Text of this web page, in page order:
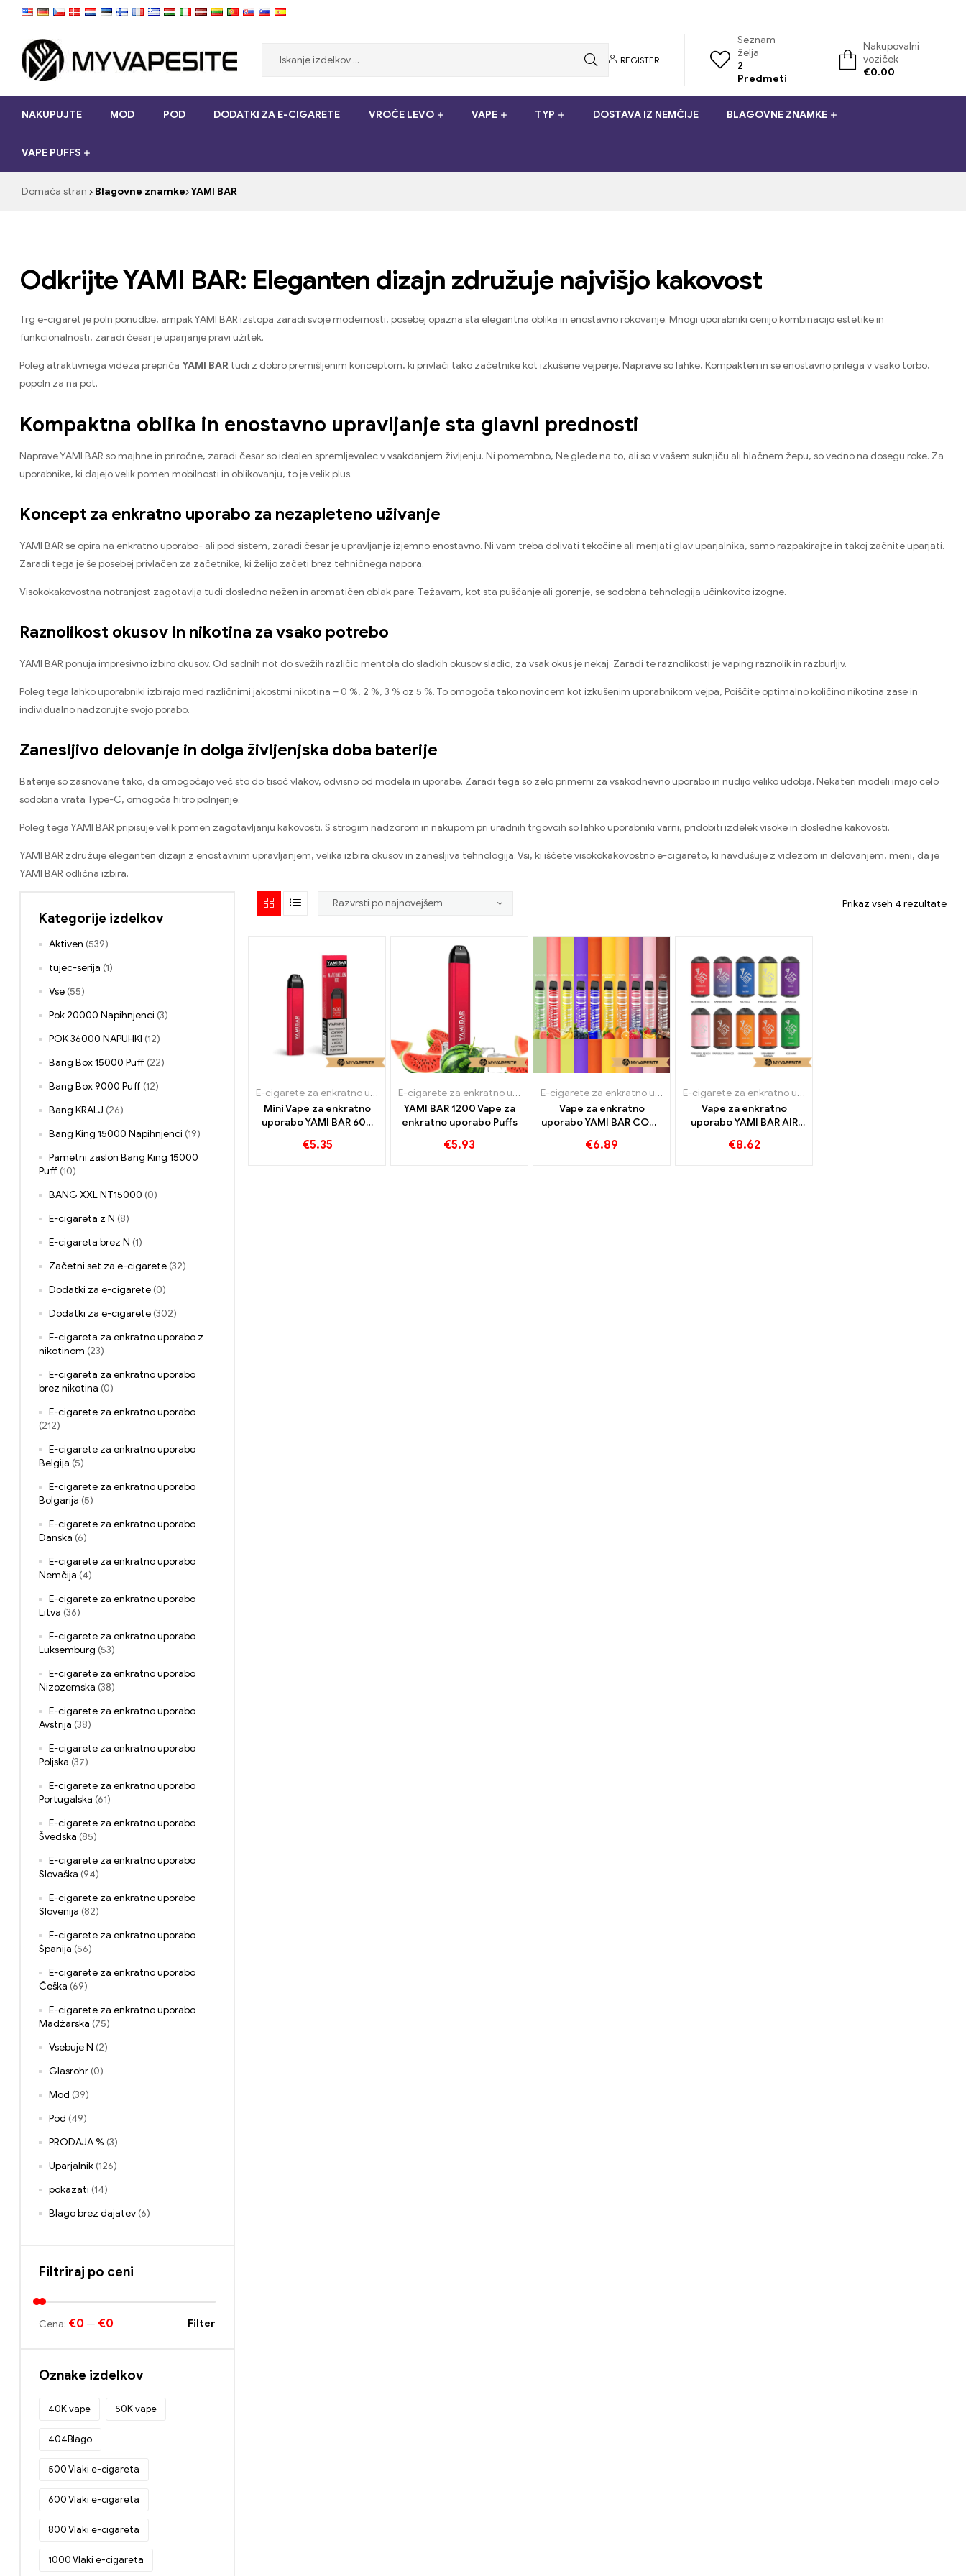
Myvapesite.de
cigarete
poceni
na
REGISTER
Seznam
želja
2
Predmeti
Nakupovalni
voziček
€0.00
NAKUPUJTE MOD POD DODATKI ZA E-CIGARETE VROČE LEVO VAPE TYP DOSTAVA IZ NEMČIJE BLAGOVNE ZNAMKE
VAPE PUFFS
Domača stran Blagovne znamke YAMI BAR
Odkrijte YAMI BAR: Eleganten dizajn združuje najvišjo kakovost
Trg e-cigaret je poln ponudbe, ampak YAMI BAR izstopa zaradi svoje modernosti, posebej opazna sta elegantna oblika in enostavno rokovanje. Mnogi uporabniki cenijo kombinacijo estetike in
funkcionalnosti, zaradi česar je uparjanje pravi užitek.
Poleg atraktivnega videza prepriča YAMI BAR tudi z dobro premišljenim konceptom, ki privlači tako začetnike kot izkušene vejperje. Naprave so lahke, Kompakten in se enostavno prilega v vsako torbo,
popoln za na pot.
Kompaktna oblika in enostavno upravljanje sta glavni prednosti
Naprave YAMI BAR so majhne in priročne, zaradi česar so idealen spremljevalec v vsakdanjem življenju. Ni pomembno, Ne glede na to, ali so v vašem suknjiču ali hlačnem žepu, so vedno na dosegu roke. Za
uporabnike, ki dajejo velik pomen mobilnosti in oblikovanju, to je velik plus.
Koncept za enkratno uporabo za nezapleteno uživanje
YAMI BAR se opira na enkratno uporabo- ali pod sistem, zaradi česar je upravljanje izjemno enostavno. Ni vam treba dolivati ​​tekočine ali menjati glav uparjalnika, samo razpakirajte in takoj začnite uparjati.
Zaradi tega je še posebej privlačen za začetnike, ki želijo začeti brez tehničnega napora.
Visokokakovostna notranjost zagotavlja tudi dosledno nežen in aromatičen oblak pare. Težavam, kot sta puščanje ali gorenje, se sodobna tehnologija učinkovito izogne.
Raznolikost okusov in nikotina za vsako potrebo
YAMI BAR ponuja impresivno izbiro okusov. Od sadnih not do svežih različic mentola do sladkih okusov sladic, za vsak okus je nekaj. Zaradi te raznolikosti je vaping raznolik in razburljiv.
Poleg tega lahko uporabniki izbirajo med različnimi jakostmi nikotina – 0 %, 2 %, 3 % oz 5 %. To omogoča tako novincem kot izkušenim uporabnikom vejpa, Poiščite optimalno količino nikotina zase in
individualno nadzorujte svojo porabo.
Zanesljivo delovanje in dolga življenjska doba baterije
Baterije so zasnovane tako, da omogočajo več sto do tisoč vlakov, odvisno od modela in uporabe. Zaradi tega so zelo primerni za vsakodnevno uporabo in nudijo veliko udobja. Nekateri modeli imajo celo
sodobna vrata Type-C, omogoča hitro polnjenje.
Poleg tega YAMI BAR pripisuje velik pomen zagotavljanju kakovosti. S strogim nadzorom in nakupom pri uradnih trgovcih so lahko uporabniki varni, pridobiti izdelek visoke in dosledne kakovosti.
YAMI BAR združuje eleganten dizajn z enostavnim upravljanjem, velika izbira okusov in zanesljiva tehnologija.Vsi, ki iščete visokokakovostno e-cigareto, ki navdušuje z videzom in delovanjem, meni, da je
YAMI BAR odlična izbira.
Prikaz vseh 4 rezultate
E-cigarete za enkratno uporabo
Mini Vape za enkratno
uporabo YAMI BAR 600
€5.35
E-cigarete za enkratno uporabo
YAMI BAR 1200 Vape za
enkratno uporabo Puffs
€5.93
E-cigarete za enkratno uporabo
Vape za enkratno
uporabo YAMI BAR CODE
€6.89
E-cigarete za enkratno uporabo
Vape za enkratno
uporabo YAMI BAR AIR
€8.62
Kategorije izdelkov
Aktiven (539)
tujec-serija (1)
Vse (55)
Pok 20000 Napihnjenci (3)
POK 36000 NAPUHKI (12)
Bang Box 15000 Puff (22)
Bang Box 9000 Puff (12)
Bang KRALJ (26)
Bang King 15000 Napihnjenci (19)
Pametni zaslon Bang King 15000
Puff (10)
BANG XXL NT15000 (0)
E-cigareta z N (8)
E-cigareta brez N (1)
Začetni set za e-cigarete (32)
Dodatki za e-cigarete (0)
Dodatki za e-cigarete (302)
E-cigareta za enkratno uporabo z
nikotinom (23)
E-cigareta za enkratno uporabo
brez nikotina (0)
E-cigarete za enkratno uporabo
(212)
E-cigarete za enkratno uporabo
Belgija (5)
E-cigarete za enkratno uporabo
Bolgarija (5)
E-cigarete za enkratno uporabo
Danska (6)
E-cigarete za enkratno uporabo
Nemčija (4)
E-cigarete za enkratno uporabo
Litva (36)
E-cigarete za enkratno uporabo
Luksemburg (53)
E-cigarete za enkratno uporabo
Nizozemska (38)
E-cigarete za enkratno uporabo
Avstrija (38)
E-cigarete za enkratno uporabo
Poljska (37)
E-cigarete za enkratno uporabo
Portugalska (61)
E-cigarete za enkratno uporabo
Švedska (85)
E-cigarete za enkratno uporabo
Slovaška (94)
E-cigarete za enkratno uporabo
Slovenija (82)
E-cigarete za enkratno uporabo
Španija (56)
E-cigarete za enkratno uporabo
Češka (69)
E-cigarete za enkratno uporabo
Madžarska (75)
Vsebuje N (2)
Glasrohr (0)
Mod (39)
Pod (49)
PRODAJA % (3)
Uparjalnik (126)
pokazati (14)
Blago brez dajatev (6)
Filtriraj po ceni
Filter
Cena: €0 — €0
Oznake izdelkov
40K vape 50K vape
404Blago
500 Vlaki e-cigareta
600 Vlaki e-cigareta
800 Vlaki e-cigareta
1000 Vlaki e-cigareta